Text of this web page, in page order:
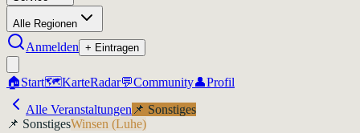
Alle Regionen
Anmelden + Eintragen
🏠Start🗺️KarteRadar💬Community👤Profil
Alle Veranstaltungen 📌 Sonstiges
📌 SonstigesWinsen (Luhe)